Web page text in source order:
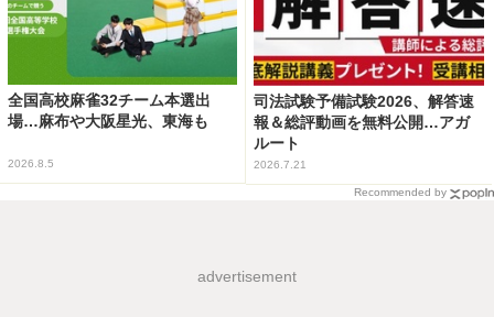
全国高校麻雀32チーム本選出
場…麻布や大阪星光、東海も
2026.8.5
司法試験予備試験2026、解答速
報＆総評動画を無料公開…アガ
ルート
2026.7.21
Recommended by
advertisement